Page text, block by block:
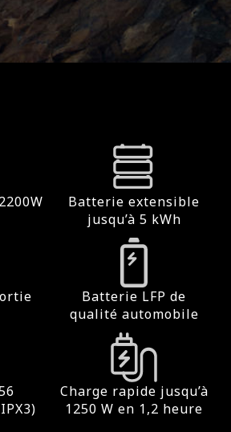
Batterie extensible
jusqu’à 5 kWh
Batterie LFP de
qualité automobile
Charge rapide jusqu’à
1250 W en 1,2 heure